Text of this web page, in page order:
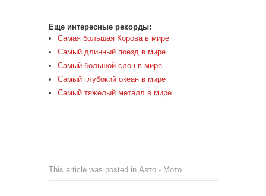
Еще интересные рекорды:
Самая большая Корова в мире
Самый длинный поезд в мире
Самый большой слон в мире
Самый глубокий океан в мире
Самый тяжелый металл в мире
This article was posted in Авто - Мото.